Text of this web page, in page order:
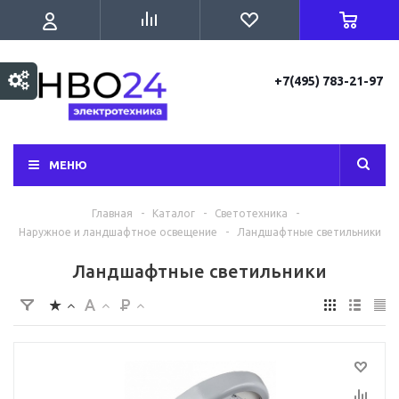
+7(495) 783-21-97
МЕНЮ
Главная - Каталог - Светотехника
-
Наружное и ландшафтное освещение
- Ландшафтные светильники
Ландшафтные светильники